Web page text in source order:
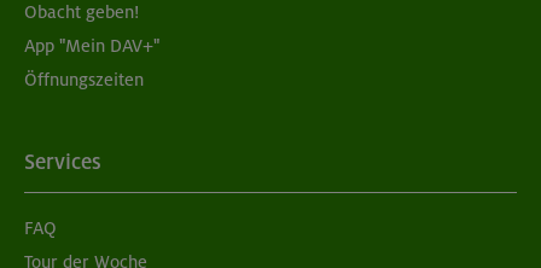
Obacht geben!
App "Mein DAV+"
Öffnungszeiten
Services
FAQ
Tour der Woche